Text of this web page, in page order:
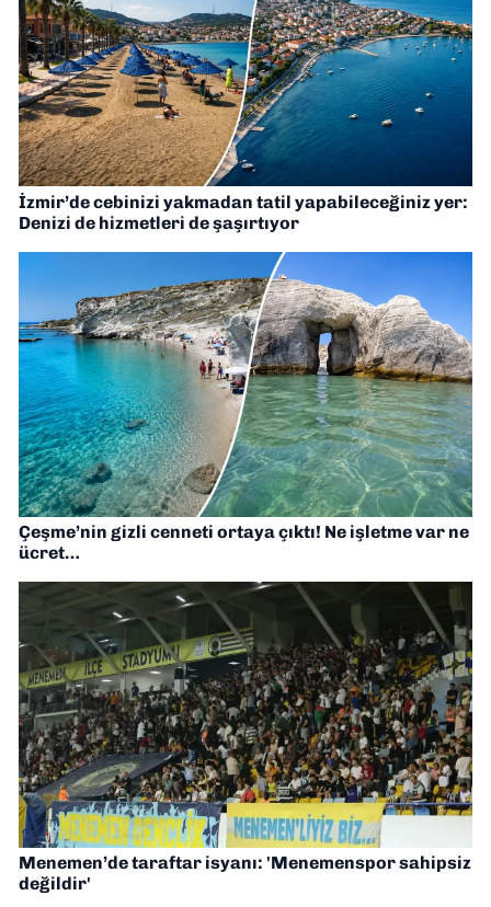
İzmir’de cebinizi yakmadan tatil yapabileceğiniz yer:
Denizi de hizmetleri de şaşırtıyor
Çeşme’nin gizli cenneti ortaya çıktı! Ne işletme var ne
ücret…
Menemen’de taraftar isyanı: 'Menemenspor sahipsiz
değildir'